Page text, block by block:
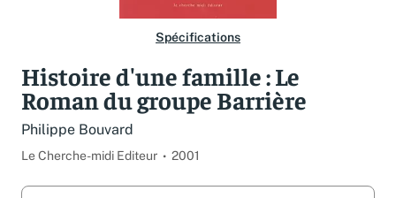
Spécifications
Histoire d'une famille : Le
Roman du groupe Barrière
Philippe Bouvard
Le Cherche-midi Editeur 2001